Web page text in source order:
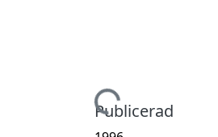
Hämtar...
Publicerad